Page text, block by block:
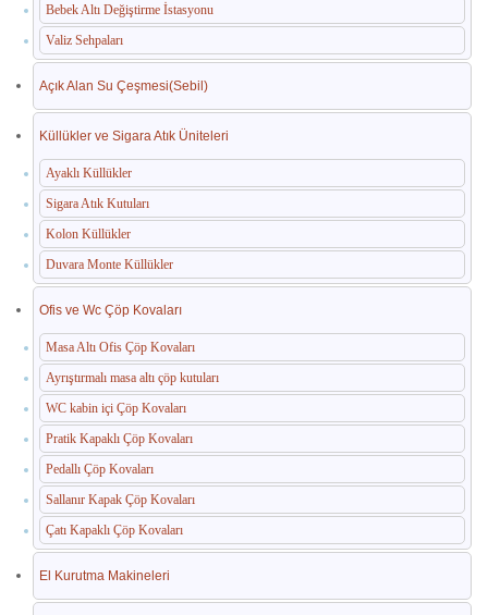
Bebek Altı Değiştirme İstasyonu
Valiz Sehpaları
Açık Alan Su Çeşmesi(Sebil)
Küllükler ve Sigara Atık Üniteleri
Ayaklı Küllükler
Sigara Atık Kutuları
Kolon Küllükler
Duvara Monte Küllükler
Ofis ve Wc Çöp Kovaları
Masa Altı Ofis Çöp Kovaları
Ayrıştırmalı masa altı çöp kutuları
WC kabin içi Çöp Kovaları
Pratik Kapaklı Çöp Kovaları
Pedallı Çöp Kovaları
Sallanır Kapak Çöp Kovaları
Çatı Kapaklı Çöp Kovaları
El Kurutma Makineleri